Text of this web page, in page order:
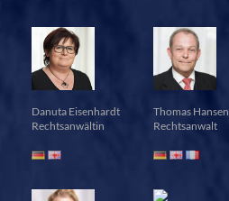
Danuta Eisenhardt
Rechtsanwältin
Thomas Hansen
Rechtsanwalt